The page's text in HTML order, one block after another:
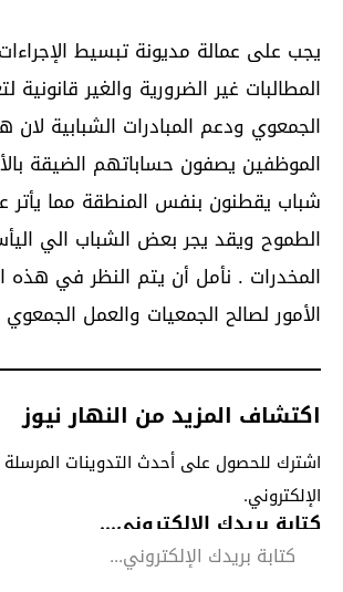
يجب على عمالة مديونة تبسيط
المطالبات غير الضرورية والغير قانونية
الجمعوي ودعم المبادرات الشبابية
الموظفين يصفون حساباتهم الضيقة
شباب يقطنون بنفس المنطقة مما يأتر
الطموح ويقد يجر بعض الشباب الي
المخدرات . نأمل أن يتم النظر في هذه
الأمور لصالح الجمعيات والعمل
اكتشاف المزيد من النهار نيوز
اشترك للحصول على أحدث التدوينات
الإلكتروني.
كتابة بريدك الإلكتروني...